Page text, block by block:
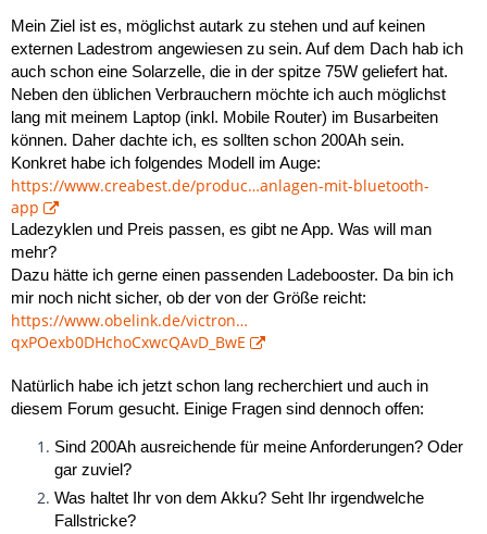
Mein Ziel ist es, möglichst autark zu stehen und auf keinen
externen Ladestrom angewiesen zu sein. Auf dem Dach hab ich
auch schon eine Solarzelle, die in der spitze 75W geliefert hat.
Neben den üblichen Verbrauchern möchte ich auch möglichst
lang mit meinem Laptop (inkl. Mobile Router) im Busarbeiten
können. Daher dachte ich, es sollten schon 200Ah sein.
Konkret habe ich folgendes Modell im Auge:
https://www.creabest.de/produc…anlagen-mit-bluetooth-
app
Ladezyklen und Preis passen, es gibt ne App. Was will man
mehr?
Dazu hätte ich gerne einen passenden Ladebooster. Da bin ich
mir noch nicht sicher, ob der von der Größe reicht:
https://www.obelink.de/victron…
qxPOexb0DHchoCxwcQAvD_BwE
Natürlich habe ich jetzt schon lang recherchiert und auch in
diesem Forum gesucht. Einige Fragen sind dennoch offen:
Sind 200Ah ausreichende für meine Anforderungen? Oder
gar zuviel?
Was haltet Ihr von dem Akku? Seht Ihr irgendwelche
Fallstricke?